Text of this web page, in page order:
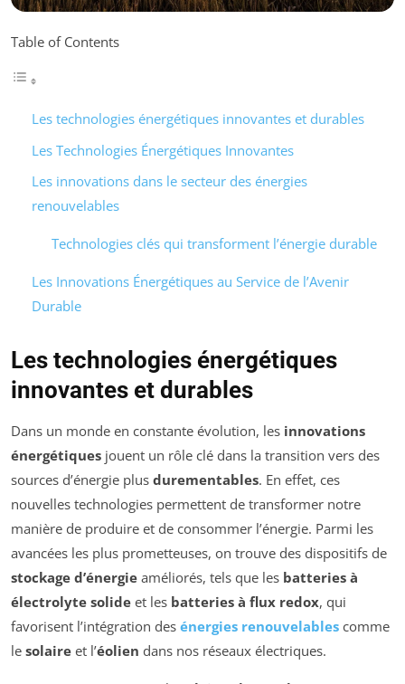
Table of Contents
Les technologies énergétiques innovantes et durables
Les Technologies Énergétiques Innovantes
Les innovations dans le secteur des énergies
renouvelables
Technologies clés qui transforment l’énergie durable
Les Innovations Énergétiques au Service de l’Avenir
Durable
Les technologies énergétiques
innovantes et durables
Dans un monde en constante évolution, les innovations
énergétiques jouent un rôle clé dans la transition vers des
sources d’énergie plus durementables. En effet, ces
nouvelles technologies permettent de transformer notre
manière de produire et de consommer l’énergie. Parmi les
avancées les plus prometteuses, on trouve des dispositifs de
stockage d’énergie améliorés, tels que les batteries à
électrolyte solide et les batteries à flux redox, qui
favorisent l’intégration des énergies renouvelables comme
le solaire et l’éolien dans nos réseaux électriques.